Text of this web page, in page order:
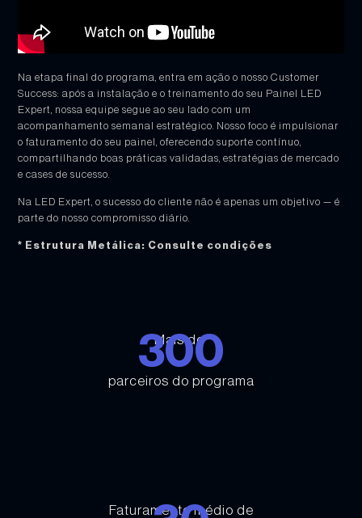
Na etapa final do programa, entra em ação o nosso Customer
Success: após a instalação e o treinamento do seu Painel LED
Expert, nossa equipe segue ao seu lado com um
acompanhamento semanal estratégico. Nosso foco é impulsionar
o faturamento do seu painel, oferecendo suporte contínuo,
compartilhando boas práticas validadas, estratégias de mercado
e cases de sucesso.
Na LED Expert, o sucesso do cliente não é apenas um objetivo — é
parte do nosso compromisso diário.
* Estrutura Metálica: Consulte condições
Mais de
parceiros do programa
300
Faturamento médio de